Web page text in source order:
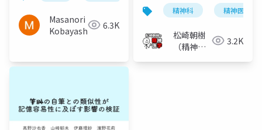
Masanori
Kobayashi
6.3K
精神科 精神医学
松崎朝樹
（精神科
3.2K